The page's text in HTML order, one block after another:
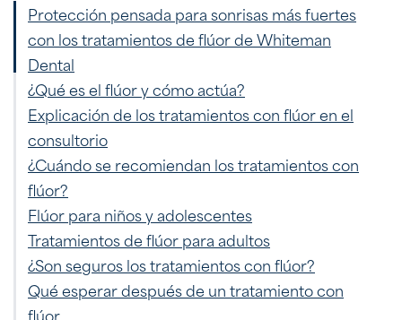
Protección pensada para sonrisas más fuertes
con los tratamientos de flúor de Whiteman
Dental
¿Qué es el flúor y cómo actúa?
Explicación de los tratamientos con flúor en el
consultorio
¿Cuándo se recomiendan los tratamientos con
flúor?
Flúor para niños y adolescentes
Tratamientos de flúor para adultos
¿Son seguros los tratamientos con flúor?
Qué esperar después de un tratamiento con
flúor